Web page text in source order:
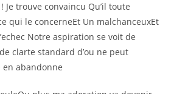
trouve convaincu Qu’il toute
qui le concerneEt Un malchanceuxEt
Notre aspiration se voit de
clarte standard d’ou ne peut
abandonne